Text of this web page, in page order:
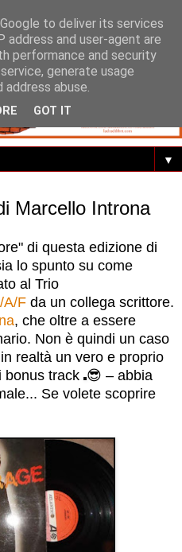
▼
Marcello Introna
di questa edizione di
lo spunto su come
al Trio
A/F da un collega scrittore.
, che oltre a essere
Non è quindi un caso
realtà un vero e proprio
bonus track 😎 – abbia
Se volete scoprire
to deliver its services
address and user-agent are
performance and security
generate usage
abuse.
GOT IT